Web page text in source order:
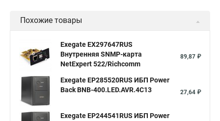
Похожие товары
Exegate EX297647RUS
Внутренняя SNMP-карта
NetExpert 522/Richcomm
89,87 ₽
Exegate EP285520RUS ИБП Power
Back BNB-400.LED.AVR.4C13
27,64 ₽
Exegate EP244541RUS ИБП Power